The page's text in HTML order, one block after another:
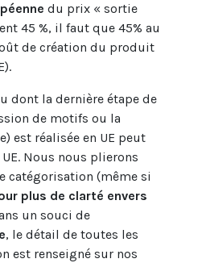
du prix « sortie
45 %, il faut que 45% au
de création du produit
dont la dernière étape de
de motifs ou la
est réalisée en UE peut
Nous nous plierons
catégorisation (même si
plus de clarté envers
un souci de
, le détail de toutes les
est renseigné sur nos